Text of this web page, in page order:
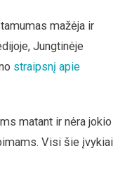
mažėja ir
Jungtinėje
straipsnį apie
matant ir nėra jokio
Visi šie įvykiai